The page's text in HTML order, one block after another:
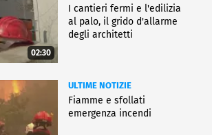
02:30
I cantieri fermi e l'edilizia
al palo, il grido d'allarme
degli architetti
ULTIME NOTIZIE
Fiamme e sfollati
emergenza incendi